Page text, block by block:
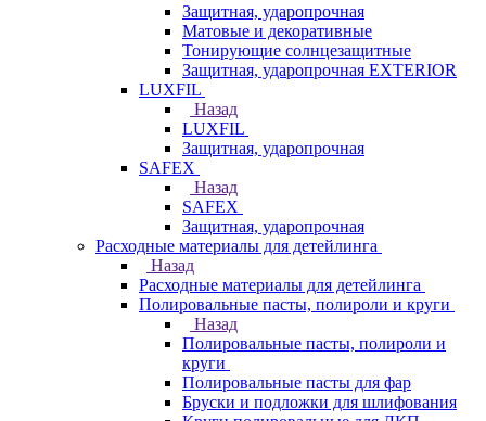
Защитная, ударопрочная
Матовые и декоративные
Тонирующие солнцезащитные
Защитная, ударопрочная EXTERIOR
LUXFIL
Назад
LUXFIL
Защитная, ударопрочная
SAFEX
Назад
SAFEX
Защитная, ударопрочная
Расходные материалы для детейлинга
Назад
Расходные материалы для детейлинга
Полировальные пасты, полироли и круги
Назад
Полировальные пасты, полироли и
круги
Полировальные пасты для фар
Бруски и подложки для шлифования